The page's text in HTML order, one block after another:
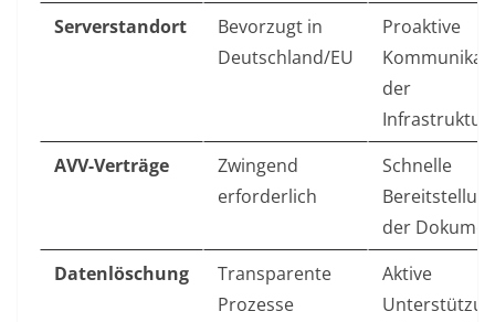
Serverstandort
Bevorzugt in
Deutschland/EU
Proaktive
der
Infrastruktur
AVV-Verträge
Zwingend
erforderlich
Schnelle
der
Datenlöschung
Transparente
Prozesse
Aktive